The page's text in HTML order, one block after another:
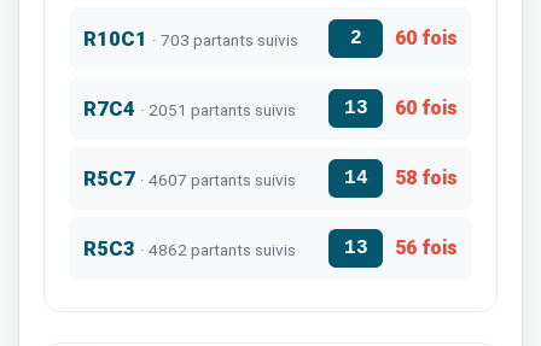
R10C1 · 703 partants suivis 2 60 fois
R7C4 · 2051 partants suivis 13 60 fois
R5C7 · 4607 partants suivis 14 58 fois
R5C3 · 4862 partants suivis 13 56 fois